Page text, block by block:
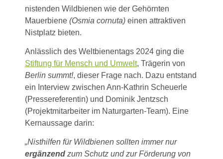
nistenden Wildbienen wie der Gehörnten
Mauerbiene (Osmia cornuta) einen attraktiven
Nistplatz bieten.
Anlässlich des Weltbienentags 2024 ging die
Stiftung für Mensch und Umwelt, Trägerin von
Berlin summt!, dieser Frage nach. Dazu entstand
ein Interview zwischen Ann-Kathrin Scheuerle
(Pressereferentin) und Dominik Jentzsch
(Projektmitarbeiter im Naturgarten-Team). Eine
Kernaussage darin:
„Nisthilfen für Wildbienen sollten immer nur
ergänzend zum Schutz und zur Förderung von